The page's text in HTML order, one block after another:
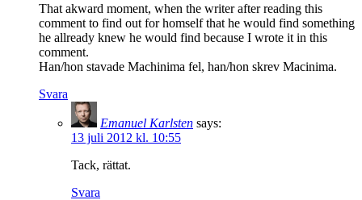
That akward moment, when the writer after reading this
comment to find out for homself that he would find something
he allready knew he would find because I wrote it in this
comment.
Han/hon stavade Machinima fel, han/hon skrev Macinima.
Svara
Emanuel Karlsten says:
13 juli 2012 kl. 10:55
Tack, rättat.
Svara